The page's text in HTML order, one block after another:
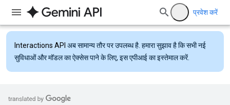
प्रवेश करें
Interactions API अब सामान्य तौर पर उपलब्ध है. हमारा सुझाव है कि सभी नई
सुविधाओं और मॉडल का ऐक्सेस पाने के लिए, इस एपीआई का इस्तेमाल करें.